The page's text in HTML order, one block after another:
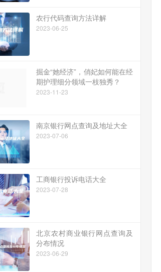
农行代码查询方法详解
2023-06-25
掘金“她经济”，俏妃如何能在经
期护理细分领域一枝独秀？
2023-11-23
南京银行网点查询及地址大全
2023-07-06
工商银行投诉电话大全
2023-07-28
北京农村商业银行网点查询及
分布情况
2023-06-29